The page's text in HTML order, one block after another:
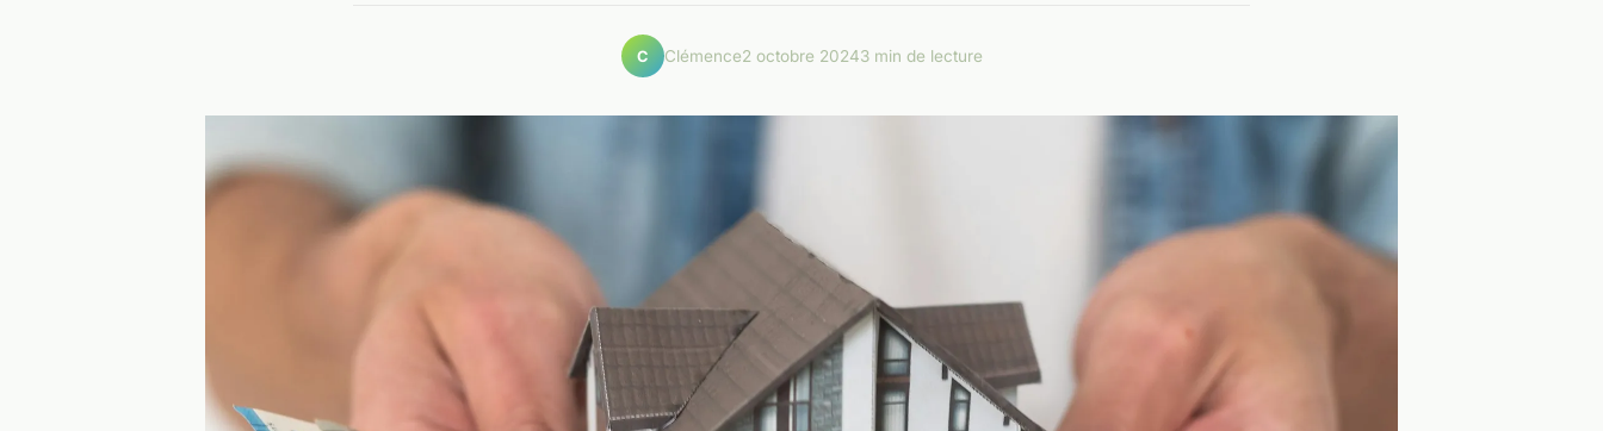
C Clémence2 octobre 20243 min de lecture